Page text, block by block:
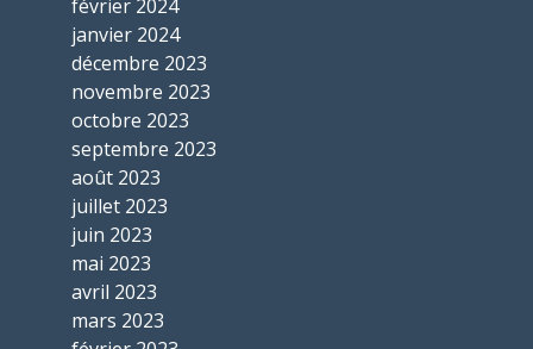
février 2024
janvier 2024
décembre 2023
novembre 2023
octobre 2023
septembre 2023
août 2023
juillet 2023
juin 2023
mai 2023
avril 2023
mars 2023